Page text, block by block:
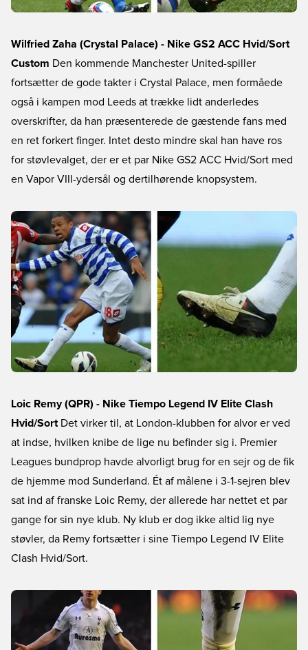
Wilfried Zaha (Crystal Palace) - Nike GS2 ACC Hvid/Sort
Custom Den kommende Manchester United-spiller
fortsætter de gode takter i Crystal Palace, men formåede
også i kampen mod Leeds at trække lidt anderledes
overskrifter, da han præsenterede de gæstende fans med
en ret forkert finger. Intet desto mindre skal han have ros
for støvlevalget, der er et par Nike GS2 ACC Hvid/Sort med
en Vapor VIII-ydersål og dertilhørende knopsystem.
Loic Remy (QPR) - Nike Tiempo Legend IV Elite Clash
Hvid/Sort Det virker til, at London-klubben for alvor er ved
at indse, hvilken knibe de lige nu befinder sig i. Premier
Leagues bundprop havde alvorligt brug for en sejr og de fik
de hjemme mod Sunderland. Ét af målene i 3-1-sejren blev
sat ind af franske Loic Remy, der allerede har nettet et par
gange for sin nye klub. Ny klub er dog ikke altid lig nye
støvler, da Remy fortsætter i sine Tiempo Legend IV Elite
Clash Hvid/Sort.